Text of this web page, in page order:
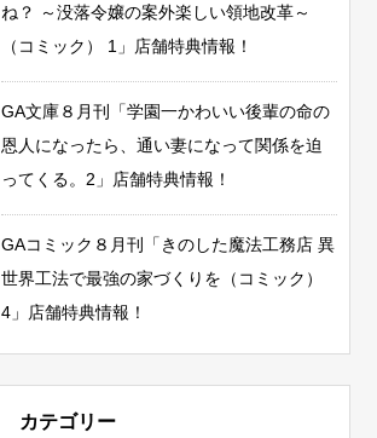
ね？ ～没落令嬢の案外楽しい領地改革～
（コミック） 1」店舗特典情報！
GA文庫８月刊「学園一かわいい後輩の命の
恩人になったら、通い妻になって関係を迫
ってくる。2」店舗特典情報！
GAコミック８月刊「きのした魔法工務店 異
世界工法で最強の家づくりを（コミック）
4」店舗特典情報！
カテゴリー